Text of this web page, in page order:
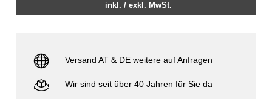
inkl. / exkl. MwSt.
Versand AT & DE weitere auf Anfragen
Wir sind seit über 40 Jahren für Sie da